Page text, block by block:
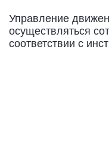
Управление
осуществляться
соответствии с